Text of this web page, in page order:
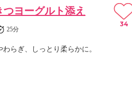
ヨーグルト添え
25分
らぎ、しっとり柔らかに。
34